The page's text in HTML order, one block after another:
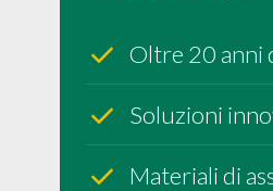
Oltre 20 anni
Soluzioni
Materiali di